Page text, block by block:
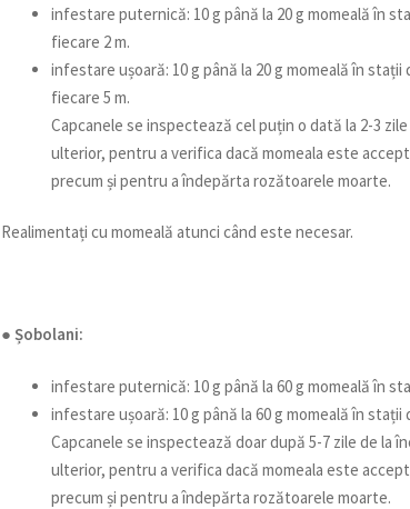
infestare puternică: 10 g până la 20 g momeală în
fiecare 2 m.
infestare ușoară: 10 g până la 20 g momeală în
fiecare 5 m.
Capcanele se inspectează cel puțin o dată la 2-3
ulterior, pentru a verifica dacă momeala este
precum și pentru a îndepărta rozătoarele moarte.
Realimentați cu momeală atunci când este necesar.
● Șobolani:
infestare puternică: 10 g până la 60 g momeală în
infestare ușoară: 10 g până la 60 g momeală în stații
Capcanele se inspectează doar după 5-7 zile de la
ulterior, pentru a verifica dacă momeala este
precum și pentru a îndepărta rozătoarele moarte.